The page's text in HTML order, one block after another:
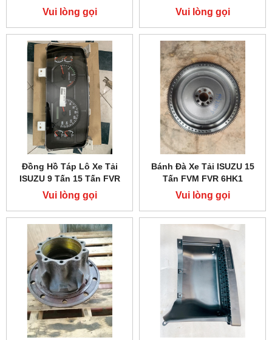
Vui lòng gọi Vui lòng gọi
Đồng Hồ Táp Lô Xe Tải
ISUZU 9 Tấn 15 Tấn FVR
FVM 6HK1
Vui lòng gọi
Bánh Đà Xe Tải ISUZU 15
Tấn FVM FVR 6HK1
Vui lòng gọi